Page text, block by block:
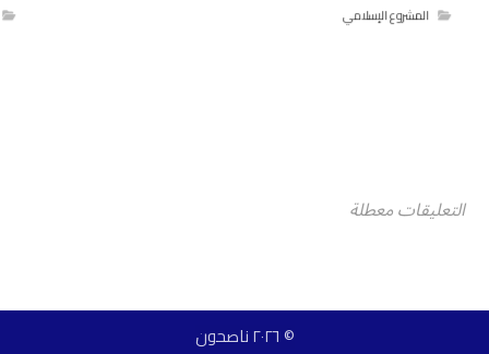
المشروع الإسلامي
التعليقات معطلة
© ٢٠٢٦ ناصحون